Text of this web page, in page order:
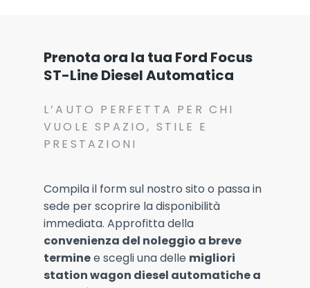
Prenota ora la tua Ford Focus
ST-Line Diesel Automatica
L’AUTO PERFETTA PER CHI
VUOLE SPAZIO, STILE E
PRESTAZIONI
Compila il form sul nostro sito o passa in
sede per scoprire la disponibilità
immediata. Approfitta della
convenienza del noleggio a breve
terminee scegli una delle migliori
station wagon diesel automatiche a